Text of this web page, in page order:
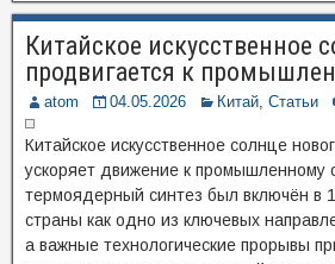
Китайское искусственное
продвигается к
atom 04.05.2026 Китай, Статьи
Китайское искусственное солнце
ускоряет движение к промышленному
термоядерный синтез был включён в
страны как одно из ключевых
а важные технологические прорывы